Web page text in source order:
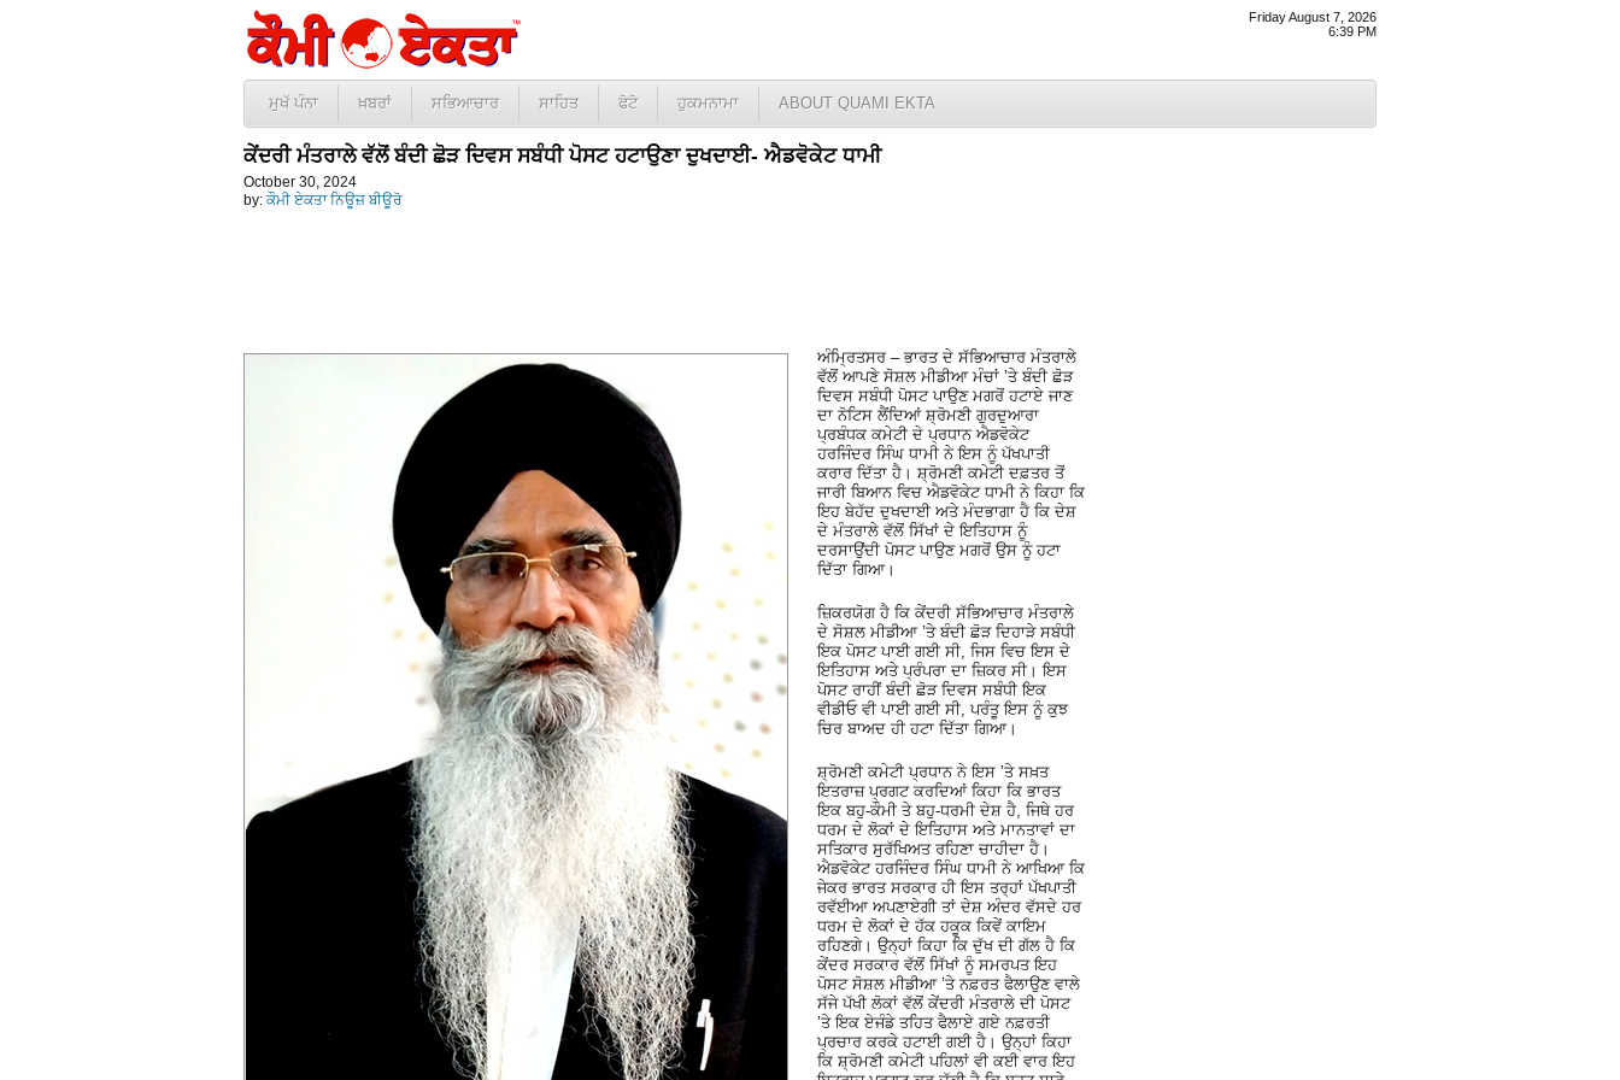
Friday August 7, 2026
6:39 PM
ਮੁਖੱ ਪੰਨਾ ਖ਼ਬਰਾਂ ਸਭਿਆਚਾਰ ਸਾਹਿਤ ਫੋਟੋ ਹੁਕਮਨਾਮਾ ABOUT QUAMI EKTA
ਕੇਂਦਰੀ ਮੰਤਰਾਲੇ ਵੱਲੋਂ ਬੰਦੀ ਛੋੜ ਦਿਵਸ ਸਬੰਧੀ ਪੋਸਟ ਹਟਾਉਣਾ ਦੁਖਦਾਈ- ਐਡਵੋਕੇਟ ਧਾਮੀ
October 30, 2024
by: ਕੌਮੀ ਏਕਤਾ ਨਿਊਜ਼ ਬੀਊਰੋ
ਅੰਮ੍ਰਿਤਸਰ – ਭਾਰਤ ਦੇ ਸੱਭਿਆਚਾਰ ਮੰਤਰਾਲੇ
ਵੱਲੋਂ ਆਪਣੇ ਸੋਸ਼ਲ ਮੀਡੀਆ ਮੰਚਾਂ ’ਤੇ ਬੰਦੀ ਛੋੜ
ਦਿਵਸ ਸਬੰਧੀ ਪੋਸਟ ਪਾਉਣ ਮਗਰੋਂ ਹਟਾਏ ਜਾਣ
ਦਾ ਨੋਟਿਸ ਲੈਂਦਿਆਂ ਸ਼੍ਰੋਮਣੀ ਗੁਰਦੁਆਰਾ
ਪ੍ਰਬੰਧਕ ਕਮੇਟੀ ਦੇ ਪ੍ਰਧਾਨ ਐਡਵੋਕੇਟ
ਹਰਜਿੰਦਰ ਸਿੰਘ ਧਾਮੀ ਨੇ ਇਸ ਨੂੰ ਪੱਖਪਾਤੀ
ਕਰਾਰ ਦਿੱਤਾ ਹੈ। ਸ਼੍ਰੋਮਣੀ ਕਮੇਟੀ ਦਫ਼ਤਰ ਤੋਂ
ਜਾਰੀ ਬਿਆਨ ਵਿਚ ਐਡਵੋਕੇਟ ਧਾਮੀ ਨੇ ਕਿਹਾ ਕਿ
ਇਹ ਬੇਹੱਦ ਦੁਖਦਾਈ ਅਤੇ ਮੰਦਭਾਗਾ ਹੈ ਕਿ ਦੇਸ਼
ਦੇ ਮੰਤਰਾਲੇ ਵੱਲੋਂ ਸਿੱਖਾਂ ਦੇ ਇਤਿਹਾਸ ਨੂੰ
ਦਰਸਾਉਂਦੀ ਪੋਸਟ ਪਾਉਣ ਮਗਰੋਂ ਉਸ ਨੂੰ ਹਟਾ
ਦਿੱਤਾ ਗਿਆ।
ਜ਼ਿਕਰਯੋਗ ਹੈ ਕਿ ਕੇਂਦਰੀ ਸੱਭਿਆਚਾਰ ਮੰਤਰਾਲੇ
ਦੇ ਸੋਸ਼ਲ ਮੀਡੀਆ ’ਤੇ ਬੰਦੀ ਛੋੜ ਦਿਹਾੜੇ ਸਬੰਧੀ
ਇਕ ਪੋਸਟ ਪਾਈ ਗਈ ਸੀ, ਜਿਸ ਵਿਚ ਇਸ ਦੇ
ਇਤਿਹਾਸ ਅਤੇ ਪ੍ਰੰਪਰਾ ਦਾ ਜ਼ਿਕਰ ਸੀ। ਇਸ
ਪੋਸਟ ਰਾਹੀਂ ਬੰਦੀ ਛੋੜ ਦਿਵਸ ਸਬੰਧੀ ਇਕ
ਵੀਡੀਓ ਵੀ ਪਾਈ ਗਈ ਸੀ, ਪਰੰਤੂ ਇਸ ਨੂੰ ਕੁਝ
ਚਿਰ ਬਾਅਦ ਹੀ ਹਟਾ ਦਿੱਤਾ ਗਿਆ।
ਸ਼੍ਰੋਮਣੀ ਕਮੇਟੀ ਪ੍ਰਧਾਨ ਨੇ ਇਸ ’ਤੇ ਸਖ਼ਤ
ਇਤਰਾਜ਼ ਪ੍ਰਗਟ ਕਰਦਿਆਂ ਕਿਹਾ ਕਿ ਭਾਰਤ
ਇਕ ਬਹੁ-ਕੌਮੀ ਤੇ ਬਹੁ-ਧਰਮੀ ਦੇਸ਼ ਹੈ, ਜਿਥੇ ਹਰ
ਧਰਮ ਦੇ ਲੋਕਾਂ ਦੇ ਇਤਿਹਾਸ ਅਤੇ ਮਾਨਤਾਵਾਂ ਦਾ
ਸਤਿਕਾਰ ਸੁਰੱਖਿਅਤ ਰਹਿਣਾ ਚਾਹੀਦਾ ਹੈ।
ਐਡਵੋਕੇਟ ਹਰਜਿੰਦਰ ਸਿੰਘ ਧਾਮੀ ਨੇ ਆਖਿਆ ਕਿ
ਜੇਕਰ ਭਾਰਤ ਸਰਕਾਰ ਹੀ ਇਸ ਤਰ੍ਹਾਂ ਪੱਖਪਾਤੀ
ਰਵੱਈਆ ਅਪਣਾਏਗੀ ਤਾਂ ਦੇਸ਼ ਅੰਦਰ ਵੱਸਦੇ ਹਰ
ਧਰਮ ਦੇ ਲੋਕਾਂ ਦੇ ਹੱਕ ਹਕੂਕ ਕਿਵੇਂ ਕਾਇਮ
ਰਹਿਣਗੇ। ਉਨ੍ਹਾਂ ਕਿਹਾ ਕਿ ਦੁੱਖ ਦੀ ਗੱਲ ਹੈ ਕਿ
ਕੇਂਦਰ ਸਰਕਾਰ ਵੱਲੋਂ ਸਿੱਖਾਂ ਨੂੰ ਸਮਰਪਤ ਇਹ
ਪੋਸਟ ਸੋਸ਼ਲ ਮੀਡੀਆ ’ਤੇ ਨਫ਼ਰਤ ਫੈਲਾਉਣ ਵਾਲੇ
ਸੱਜੇ ਪੱਖੀ ਲੋਕਾਂ ਵੱਲੋਂ ਕੇਂਦਰੀ ਮੰਤਰਾਲੇ ਦੀ ਪੋਸਟ
’ਤੇ ਇਕ ਏਜੰਡੇ ਤਹਿਤ ਫੈਲਾਏ ਗਏ ਨਫ਼ਰਤੀ
ਪ੍ਰਚਾਰ ਕਰਕੇ ਹਟਾਈ ਗਈ ਹੈ। ਉਨ੍ਹਾਂ ਕਿਹਾ
ਕਿ ਸ਼੍ਰੋਮਣੀ ਕਮੇਟੀ ਪਹਿਲਾਂ ਵੀ ਕਈ ਵਾਰ ਇਹ